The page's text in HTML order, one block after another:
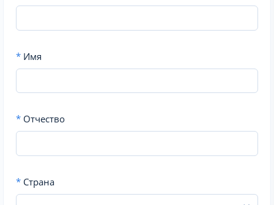
* Имя
* Отчество
* Страна